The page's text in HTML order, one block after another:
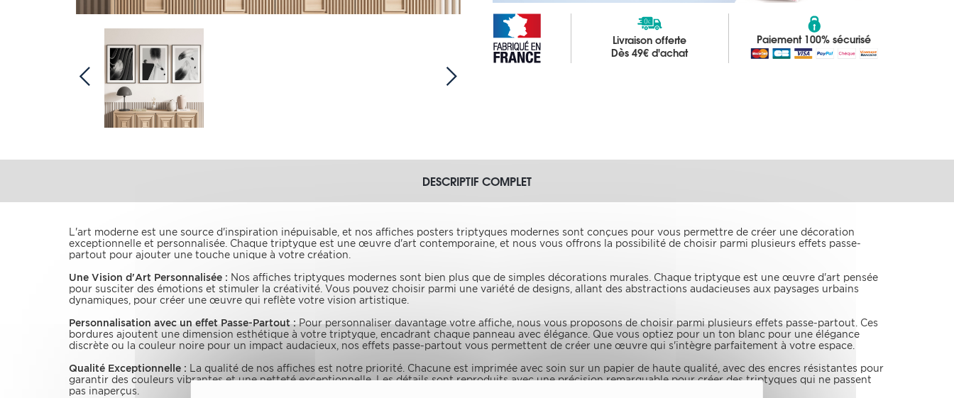
Livraison offerte
Dès 49€ d'achat
Paiement 100% sécurisé
DESCRIPTIF COMPLET
L'art moderne est une source d'inspiration inépuisable, et nos affiches posters triptyques modernes sont conçues pour vous permettre de créer une décoration
exceptionnelle et personnalisée. Chaque triptyque est une œuvre d'art contemporaine, et nous vous offrons la possibilité de choisir parmi plusieurs effets passe-
partout pour ajouter une touche unique à votre création.
Une Vision d'Art Personnalisée : Nos affiches triptyques modernes sont bien plus que de simples décorations murales. Chaque triptyque est une œuvre d'art pensée
pour susciter des émotions et stimuler la créativité. Vous pouvez choisir parmi une variété de designs, allant des abstractions audacieuses aux paysages urbains
dynamiques, pour créer une œuvre qui reflète votre vision artistique.
Personnalisation avec un effet Passe-Partout :Pour personnaliser davantage votre affiche, nous vous proposons de choisir parmi plusieurs effets passe-partout. Ces
bordures ajoutent une dimension esthétique à votre triptyque, encadrant chaque panneau avec élégance. Que vous optiez pour un ton blanc pour une élégance
discrète ou la couleur noire pour un impact audacieux, nos effets passe-partout vous permettent de créer une œuvre qui s'intègre parfaitement à votre espace.
Qualité Exceptionnelle : La qualité de nos affiches est notre priorité. Chacune est imprimée avec soin sur un papier de haute qualité, avec des encres résistantes pour
garantir des couleurs vibrantes et une netteté exceptionnelle. Les détails sont reproduits avec une précision remarquable pour créer des triptyques qui ne passent
pas inaperçus.